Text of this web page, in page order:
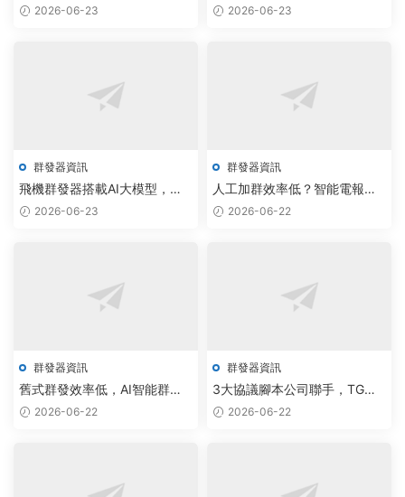
型，破解版源碼驅動智能群發
2026-06-23
分發，解鎖金融營銷高效引擎
2026-06-23
群發器資訊
飛機群發器搭載AI大模型，私
信腳本自動化部署覆蓋10萬用
2026-06-23
群發器資訊
人工加群效率低？智能電報加
群源碼公司用AI大模型實現3倍
2026-06-22
群發器資訊
舊式群發效率低，AI智能群控
方案破解TG群發瓶頸
2026-06-22
群發器資訊
3大協議腳本公司聯手，TG批
量采集源碼降價40%
2026-06-22